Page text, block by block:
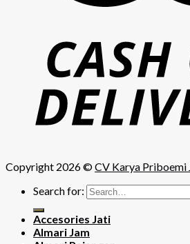
Copyright 2026 ©CV Karya Priboemi
Search for:
Accesories Jati
Almari Jam